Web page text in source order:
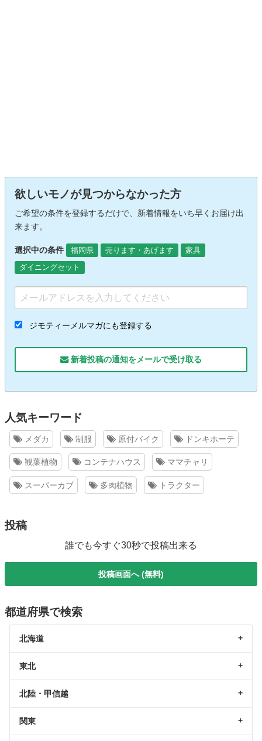
欲しいモノが見つからなかった方
ご希望の条件を登録するだけで、新着情報をいち早くお届け出
来ます。
選択中の条件 福岡県 売ります・あげます
家具
ダイニングセット
ジモティーメルマガにも登録する
新着投稿の通知をメールで受け取る
人気キーワード
メダカ 制服 原付バイク ドンキホーテ
観葉植物 コンテナハウス ママチャリ
スーパーカブ 多肉植物 トラクター
投稿
誰でも今すぐ30秒で投稿出来る
投稿画面へ (無料)
都道府県で検索
北海道
東北
北陸・甲信越
関東